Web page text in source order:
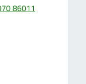
86011